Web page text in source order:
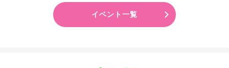
イベント一覧